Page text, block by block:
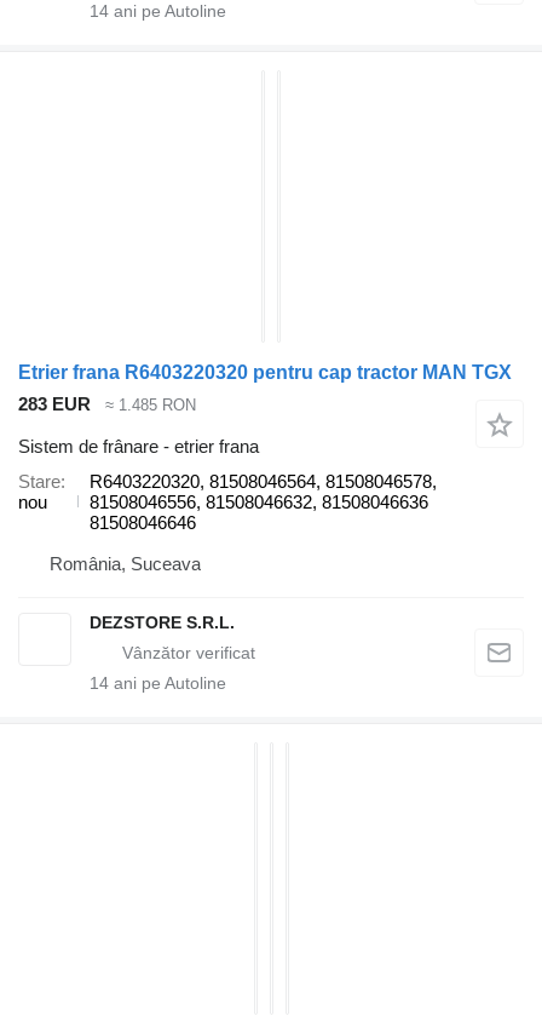
14 ani pe Autoline
Etrier frana R6403220320 pentru cap tractor MAN TGX
283 EUR
≈ 1.485 RON
Sistem de frânare - etrier frana
Stare
nou
R6403220320, 81508046564, 81508046578,
81508046556, 81508046632, 81508046636
81508046646
România, Suceava
DEZSTORE S.R.L.
14 ani pe Autoline